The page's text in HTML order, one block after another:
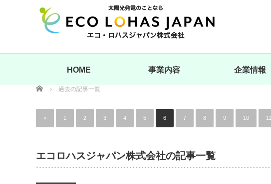
HOME 事業内容 企業情報
Home 過去の記事一覧
« 1 2 3 4 5 6 7 8 9 10 11
エコロハスジャパン株式会社の記事一覧